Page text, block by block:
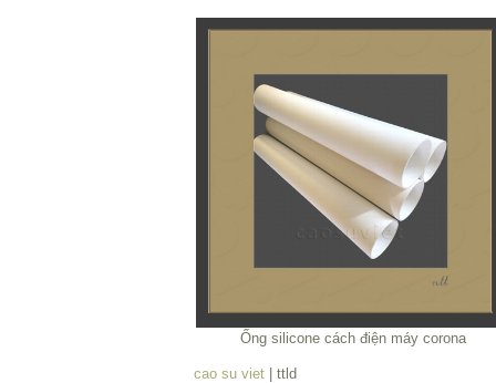
Ống silicone cách điện máy corona
cao su viet | ttld